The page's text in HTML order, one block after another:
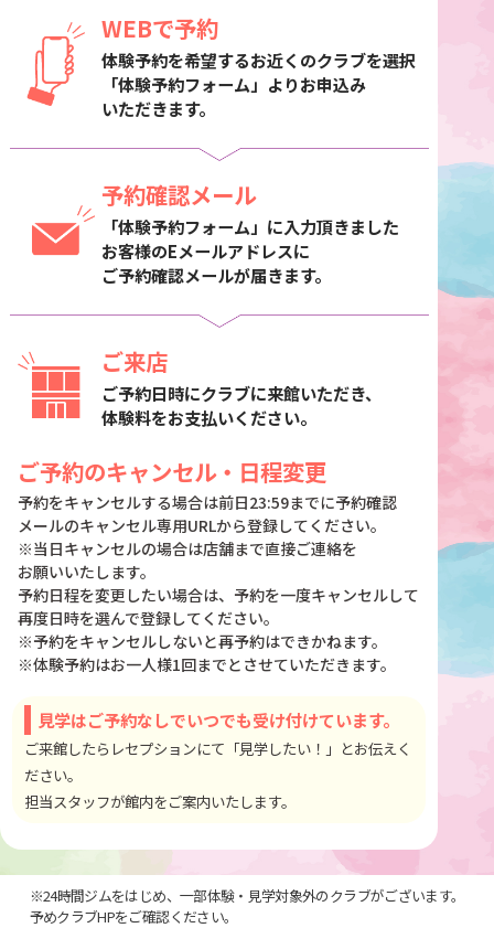
WEBで予約
体験予約を希望するお近くのクラブを選択
「体験予約フォーム」よりお申込み
いただきます。
予約確認メール
「体験予約フォーム」に入力頂きました
お客様のEメールアドレスに
ご予約確認メールが届きます。
ご来店
ご予約日時にクラブに来館いただき、
体験料をお支払いください。
ご予約のキャンセル・日程変更
予約をキャンセルする場合は前日23:59までに予約確認
メールのキャンセル専用URLから登録してください。
※当日キャンセルの場合は店舗まで直接ご連絡を
お願いいたします。
予約日程を変更したい場合は、予約を一度キャンセルして
再度日時を選んで登録してください。
※予約をキャンセルしないと再予約はできかねます。
※体験予約はお一人様1回までとさせていただきます。
見学はご予約なしでいつでも受け付けています。
ご来館したらレセプションにて「見学したい！」とお伝えく
ださい。
担当スタッフが館内をご案内いたします。
※24時間ジムをはじめ、一部体験・見学対象外のクラブがございます。
予めクラブHPをご確認ください。